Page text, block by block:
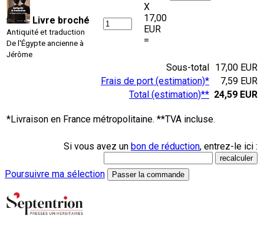
Livre broché
Antiquité et traduction
De l'Égypte ancienne à
Jérôme
X
17,00
EUR
=
Sous-total 17,00 EUR
Frais de port (estimation)*
7,59 EUR
Total (estimation)** 24,59 EUR
*Livraison en France métropolitaine. **TVA incluse.
Si vous avez un bon de réduction, entrez-le ici :
Poursuivre ma sélection Passer la commande